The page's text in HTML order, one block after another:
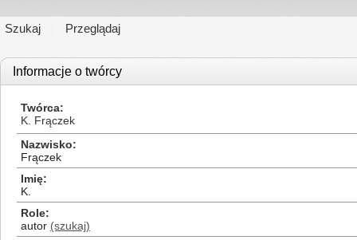
Szukaj Przeglądaj
Informacje o twórcy
Twórca
K. Frączek
Nazwisko
Frączek
Imię
K.
Role
autor (szukaj)